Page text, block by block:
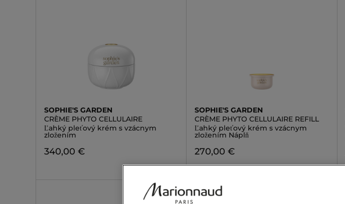
SOPHIE'S GARDEN
CRÈME PHYTO CELLULAIRE
Ľahký pleťový krém s vzácnym
zložením
340,00 €
SOPHIE'S GARDEN
CRÈME PHYTO CELLULAIRE REFILL
Ľahký pleťový krém s vzácnym
zložením Náplň
270,00 €